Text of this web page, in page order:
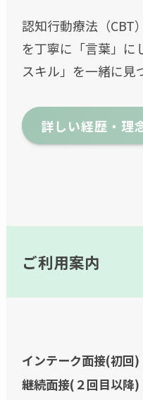
認知行動療法（CBT
を丁寧に「言葉」に
スキル」を一緒に見
詳しい経歴・理
ご利用案内
インテーク面接(初回)
継続面接(２回目以降)